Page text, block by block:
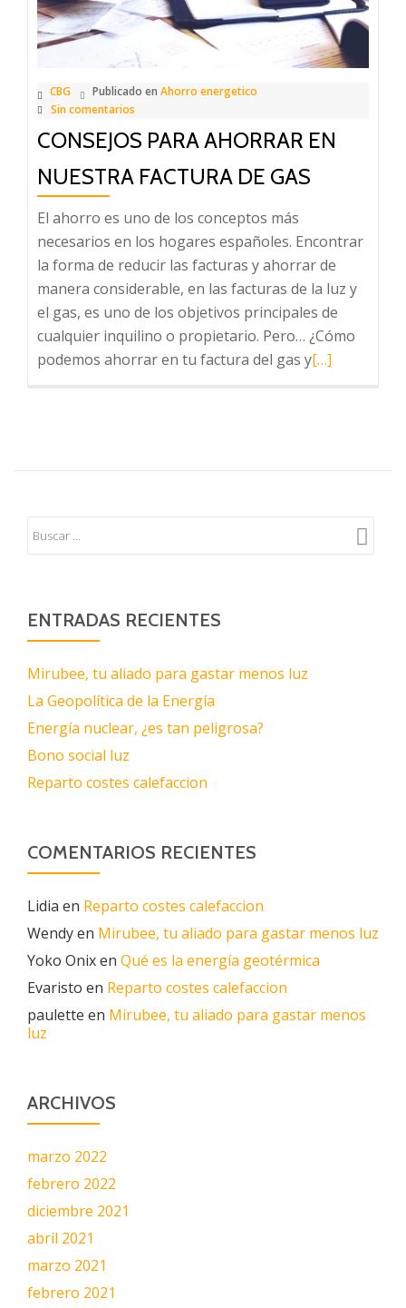
CBG Publicado en Ahorro energetico
Sin comentarios
CONSEJOS PARA AHORRAR EN
NUESTRA FACTURA DE GAS
El ahorro es uno de los conceptos más
necesarios en los hogares españoles. Encontrar
la forma de reducir las facturas y ahorrar de
manera considerable, en las facturas de la luz y
el gas, es uno de los objetivos principales de
cualquier inquilino o propietario. Pero… ¿Cómo
podemos ahorrar en tu factura del gas yLeer
ahorrar
nuestra
factura
[…]
ENTRADAS RECIENTES
Mirubee, tu aliado para gastar menos luz
La Geopolítica de la Energía
Energía nuclear, ¿es tan peligrosa?
Bono social luz
Reparto costes calefaccion
COMENTARIOS RECIENTES
Lidia en Reparto costes calefaccion
Wendyen Mirubee, tu aliado para gastar menos luz
Yoko Onixen Qué es la energía geotérmica
Evaristo en Reparto costes calefaccion
paulette en Mirubee, tu aliado para gastar menos
luz
ARCHIVOS
marzo 2022
febrero 2022
diciembre 2021
abril 2021
marzo 2021
febrero 2021